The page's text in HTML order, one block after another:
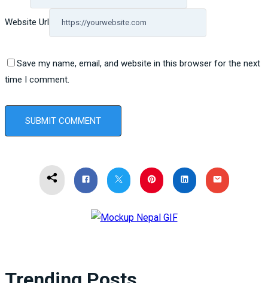
Website Url
Save my name, email, and website in this browser for the next
time I comment.